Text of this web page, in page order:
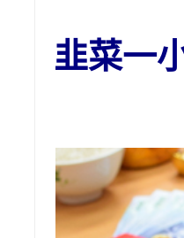
韭菜一